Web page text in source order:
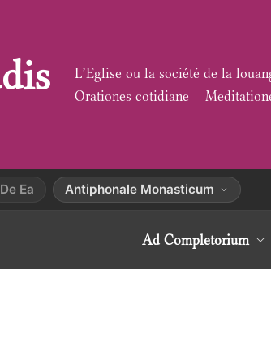
L’Eglise ou la société de la
Orationes cotidiane
De Ea Antiphonale Monasticum
Ad Completorium